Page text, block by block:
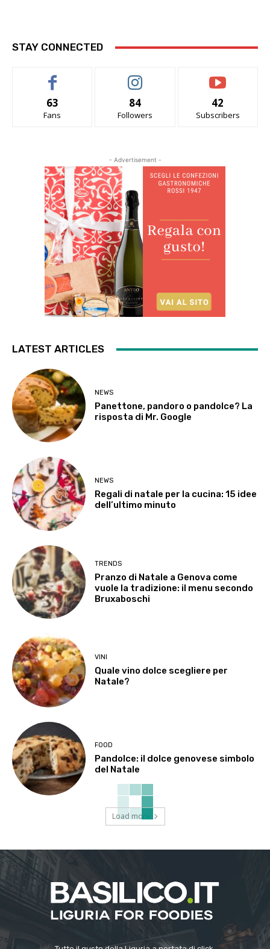
STAY CONNECTED
63
Fans
84
Followers
42
Subscribers
- Advertisement -
LATEST ARTICLES
NEWS
Panettone, pandoro o pandolce? La
risposta di Mr. Google
NEWS
Regali di natale per la cucina: 15 idee
dell’ultimo minuto
TRENDS
Pranzo di Natale a Genova come
vuole la tradizione: il menu secondo
Bruxaboschi
VINI
Quale vino dolce scegliere per
Natale?
FOOD
Pandolce: il dolce genovese simbolo
del Natale
Load more